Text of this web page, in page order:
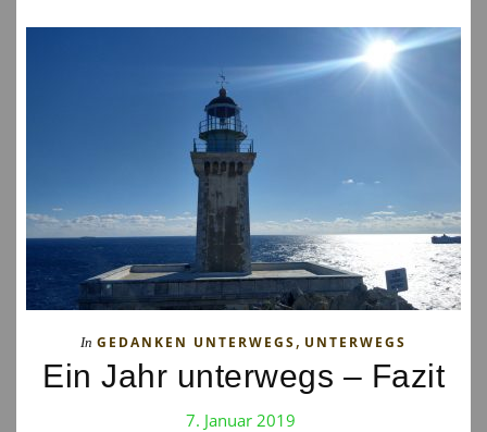
In GEDANKEN UNTERWEGS, UNTERWEGS
Ein Jahr unterwegs – Fazit
7. Januar 2019